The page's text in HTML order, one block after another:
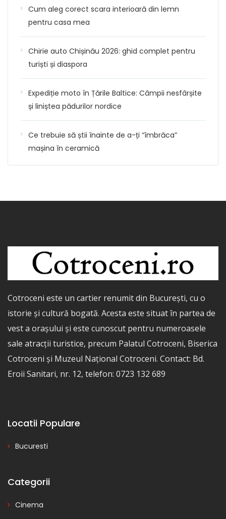
Cum aleg corect scara interioară din lemn
pentru casa mea
Chirie auto Chișinău 2026: ghid complet pentru
turiști și diaspora
Expediție moto în Țările Baltice: Câmpii nesfârșite
și liniștea pădurilor nordice
Ce trebuie să știi înainte de a-ți “îmbrăca”
mașina în ceramică
Cotroceni este un cartier renumit din București, cu o
istorie și cultură bogată. Acesta este situat în partea de
vest a orașului și este cunoscut pentru numeroasele
sale atracții turistice, precum Palatul Cotroceni, Biserica
Cotroceni și Muzeul Național Cotroceni. Contact: Bd.
Eroii Sanitari, nr. 12, telefon: 0723 132 689
Locatii Populare
Bucuresti
Categorii
Cinema